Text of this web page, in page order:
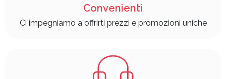
Convenienti
Ci impegniamo a offrirti prezzi e promozioni uniche